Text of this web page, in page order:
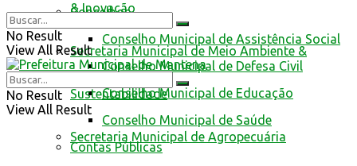
Conselhos
Conselho Municipal de Assistência Social
Conselho Municipal de Defesa Civil
Conselho Municipal de Educação
Conselho Municipal de Saúde
Contas Públicas
& Inovação
Secretaria Municipal de Meio Ambiente &
Sustentabilidade
Secretaria Municipal de Agropecuária
No Result
View All Result
No Result
View All Result